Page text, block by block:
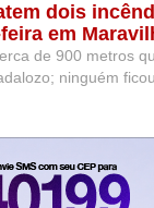
dois
em
de 900 metros
ninguém